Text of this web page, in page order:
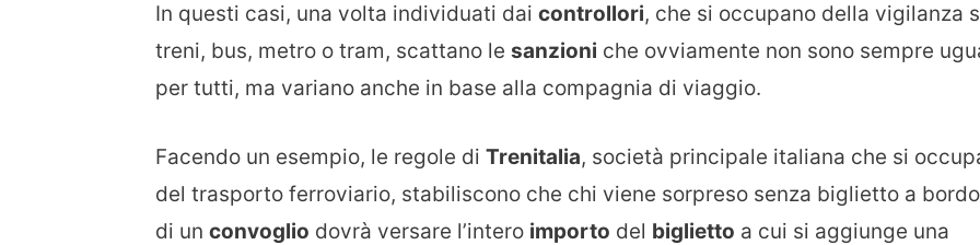
In questi casi, una volta individuati dai controllori, che si occupano della vigilanza
treni, bus, metro o tram, scattano le sanzioni che ovviamente non sono sempre
per tutti, ma variano anche in base alla compagnia di viaggio.
Facendo un esempio, le regole di Trenitalia, società principale italiana che si
del trasporto ferroviario, stabiliscono che chi viene sorpreso senza biglietto a bordo
di un convoglio dovrà versare l’intero importo del biglietto a cui si aggiunge una